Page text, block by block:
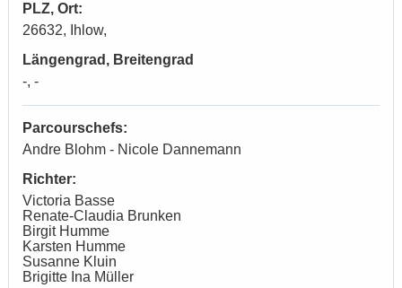
PLZ, Ort:
26632, Ihlow,
Längengrad, Breitengrad
-, -
Parcourschefs:
Andre Blohm - Nicole Dannemann
Richter:
Victoria Basse
Renate-Claudia Brunken
Birgit Humme
Karsten Humme
Susanne Kluin
Brigitte Ina Müller